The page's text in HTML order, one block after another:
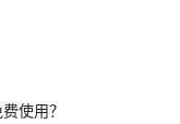
使用？